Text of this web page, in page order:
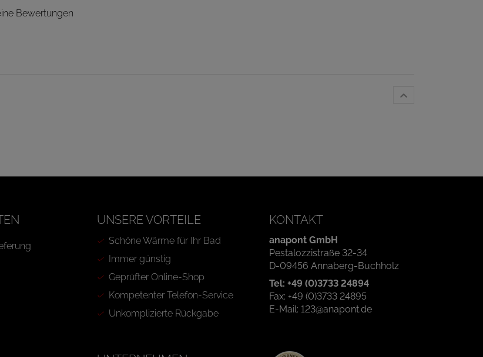
Bewertungen
UNSERE VORTEILE
Schöne Wärme für Ihr Bad
Immer günstig
Geprüfter Online-Shop
Kompetenter Telefon-Service
Unkomplizierte Rückgabe
KONTAKT
anapont GmbH
Pestalozzistraße 32-34
D-09456 Annaberg-Buchholz
Tel: +49 (0)3733 24894
Fax: +49 (0)3733 24895
E-Mail: 123@anapont.de